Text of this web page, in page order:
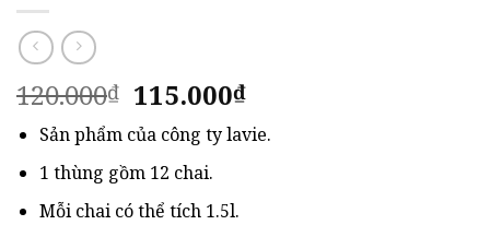
120.000₫ Giá
gốc
là:
120.000₫.
115.000₫Giá
hiện
tại
Sản phẩm của công ty lavie.
1 thùng gồm 12 chai.
Mỗi chai có thể tích 1.5l.